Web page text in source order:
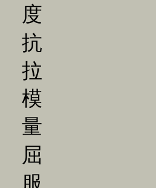
度
抗
拉
模
量
屈
服